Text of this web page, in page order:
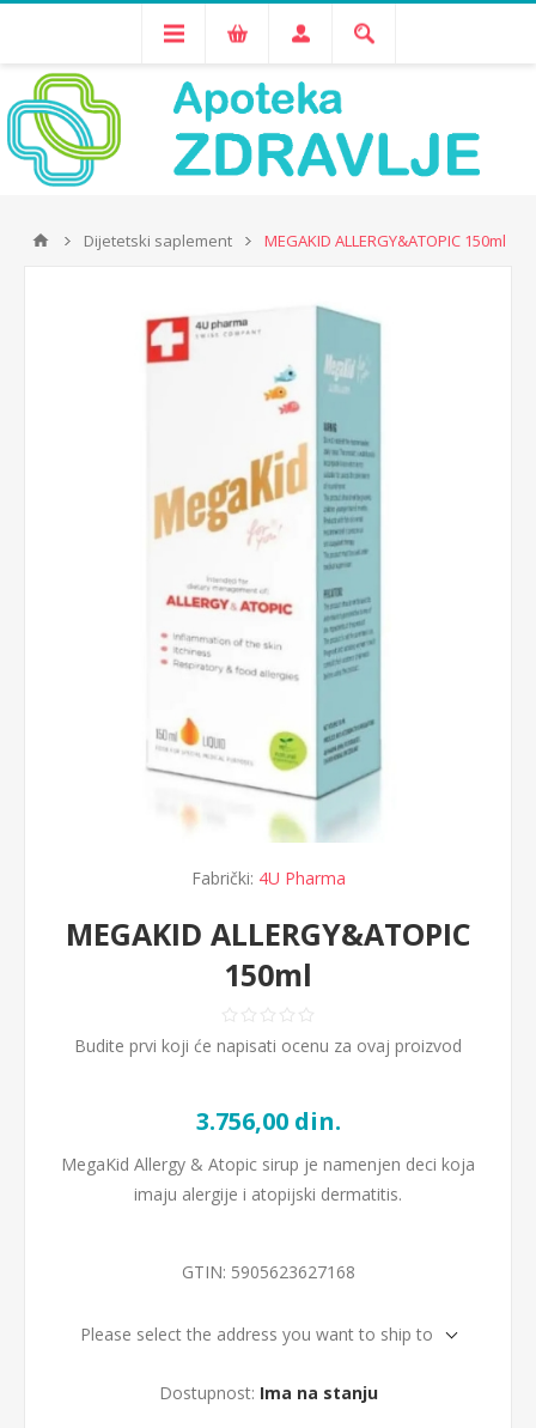
Dijetetski saplement MEGAKID ALLERGY&ATOPIC 150ml
Fabrički: 4U Pharma
MEGAKID ALLERGY&ATOPIC
150ml
Budite prvi koji će napisati ocenu za ovaj proizvod
3.756,00 din.
MegaKid Allergy & Atopic sirup je namenjen deci koja
imaju alergije i atopijski dermatitis.
GTIN: 5905623627168
Please select the address you want to ship to
Dostupnost: Ima na stanju